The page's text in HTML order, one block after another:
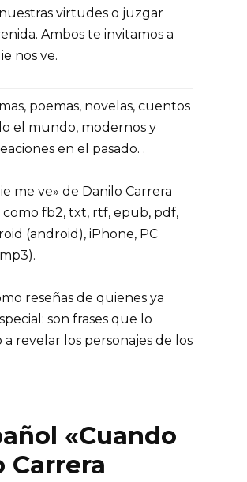
virtudes o juzgar
Ambos te invitamos a
nos ve.
poemas, novelas, cuentos
el mundo, modernos y
en el pasado. .
me ve» de Danilo Carrera
como fb2, txt, rtf, epub, pdf,
(android), iPhone, PC
reseñas de quienes ya
son frases que lo
revelar los personajes de los
«Cuando
Carrera